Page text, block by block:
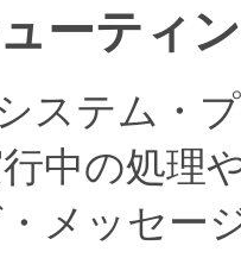
ーティ
ステム・
中の処理
メッセー